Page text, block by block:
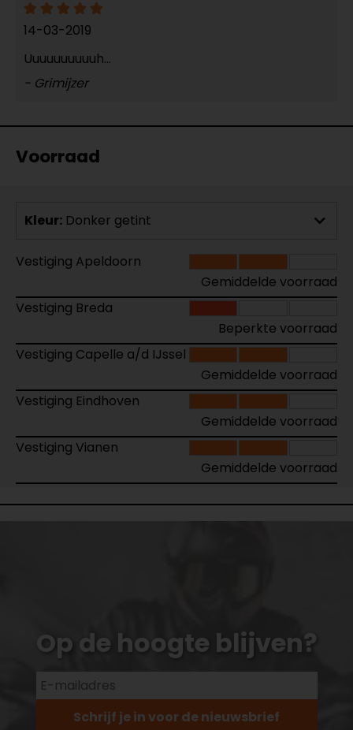
14-03-2019
Uuuuuuuuuuh...
- Grimijzer
Voorraad
Kleur: Donker getint
Vestiging Apeldoorn
Gemiddelde voorraad
Vestiging Breda
Beperkte voorraad
Vestiging Capelle a/d IJssel
Gemiddelde voorraad
Vestiging Eindhoven
Gemiddelde voorraad
Vestiging Vianen
Gemiddelde voorraad
Op de hoogte blijven?
Schrijf je in voor de nieuwsbrief